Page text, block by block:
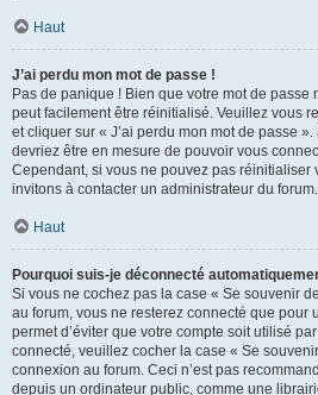
Haut
J’ai perdu mon mot de passe !
Pas de panique ! Bien que votre mot de passe
peut facilement être réinitialisé. Veuillez vous
et cliquer sur « J’ai perdu mon mot de passe
devriez être en mesure de pouvoir vous
Cependant, si vous ne pouvez pas réinitialiser
invitons à contacter un administrateur du forum.
Haut
Pourquoi suis-je déconnecté
Si vous ne cochez pas la case « Se souvenir
au forum, vous ne resterez connecté que pour
permet d’éviter que votre compte soit utilisé
connecté, veuillez cocher la case « Se
connexion au forum. Ceci n’est pas
depuis un ordinateur public, comme une